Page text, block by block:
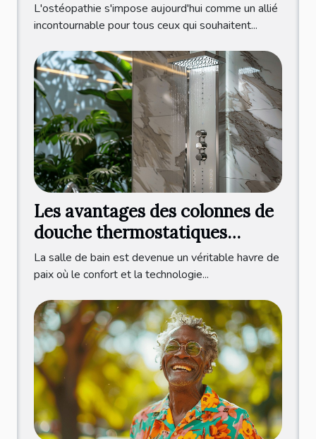
L'ostéopathie s'impose aujourd'hui comme un allié
incontournable pour tous ceux qui souhaitent...
Les avantages des colonnes de
douche thermostatiques
modernes
La salle de bain est devenue un véritable havre de
paix où le confort et la technologie...